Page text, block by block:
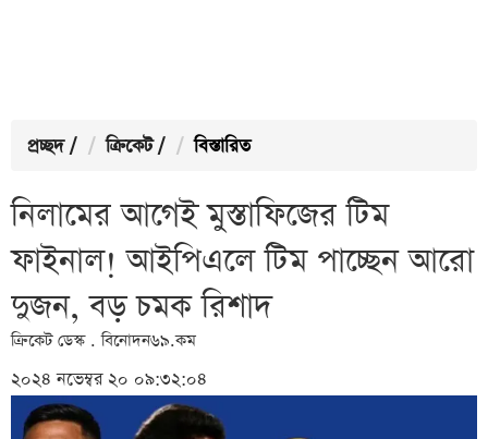
প্রচ্ছদ / ক্রিকেট / বিস্তারিত
নিলামের আগেই মুস্তাফিজের টিম
ফাইনাল! আইপিএলে টিম পাচ্ছেন আরো
দুজন, বড় চমক রিশাদ
ক্রিকেট ডেস্ক . বিনোদন৬৯.কম
২০২৪ নভেম্বর ২০ ০৯:৩২:০৪